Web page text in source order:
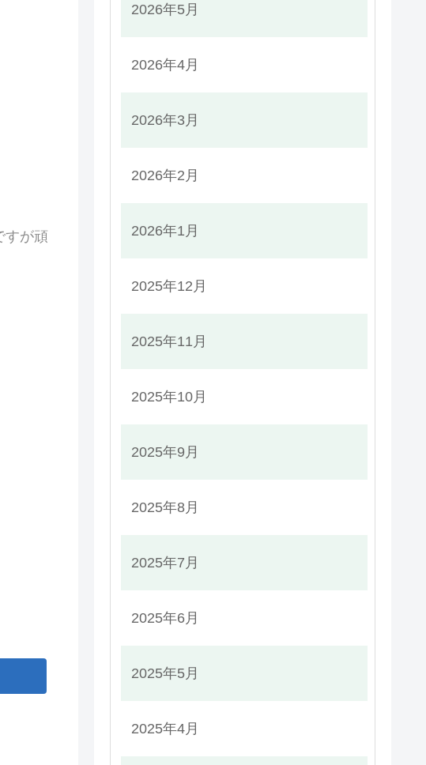
すが頑
2026年5月
2026年4月
2026年3月
2026年2月
2026年1月
2025年12月
2025年11月
2025年10月
2025年9月
2025年8月
2025年7月
2025年6月
2025年5月
2025年4月